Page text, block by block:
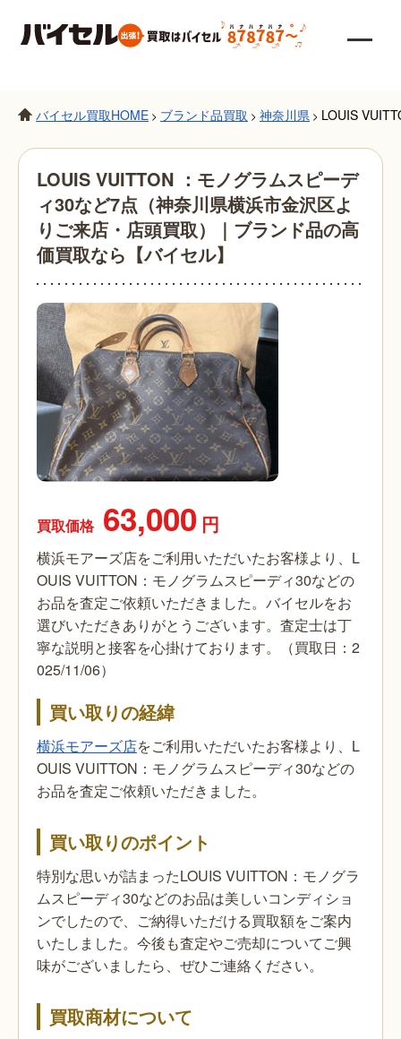
バイセル買取HOME > ブランド品買取 > 神奈川県 > LOUIS
LOUIS VUITTON ：モノグラムスピーデ
ィ30など7点（神奈川県横浜市金沢区よ
りご来店・店頭買取）｜ブランド品の高
価買取なら【バイセル】
買取価格 63,000 円
横浜モアーズ店をご利用いただいたお客様より、L
OUIS VUITTON：モノグラムスピーディ30などの
お品を査定ご依頼いただきました。バイセルをお
選びいただきありがとうございます。査定士は丁
寧な説明と接客を心掛けております。（買取日：2
025/11/06）
買い取りの経緯
横浜モアーズ店をご利用いただいたお客様より、L
OUIS VUITTON：モノグラムスピーディ30などの
お品を査定ご依頼いただきました。
買い取りのポイント
特別な思いが詰まったLOUIS VUITTON：モノグラ
ムスピーディ30などのお品は美しいコンディショ
ンでしたので、ご納得いただける買取額をご案内
いたしました。今後も査定やご売却についてご興
味がございましたら、ぜひご連絡ください。
買取商材について